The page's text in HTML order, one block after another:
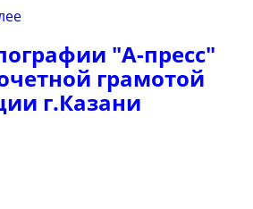
"А-пресс"
грамотой
г.Казани